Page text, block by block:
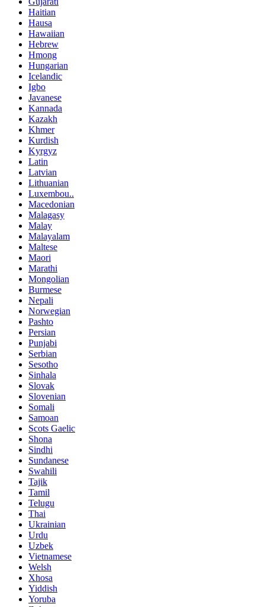
Haitian
Hausa
Hawaiian
Hebrew
Hmong
Hungarian
Icelandic
Igbo
Javanese
Kannada
Kazakh
Khmer
Kurdish
Kyrgyz
Latin
Latvian
Lithuanian
Luxembou..
Macedonian
Malagasy
Malay
Malayalam
Maltese
Maori
Marathi
Mongolian
Burmese
Nepali
Norwegian
Pashto
Persian
Punjabi
Serbian
Sesotho
Sinhala
Slovak
Slovenian
Somali
Samoan
Scots Gaelic
Shona
Sindhi
Sundanese
Swahili
Tajik
Tamil
Telugu
Thai
Ukrainian
Urdu
Uzbek
Vietnamese
Welsh
Xhosa
Yiddish
Yoruba